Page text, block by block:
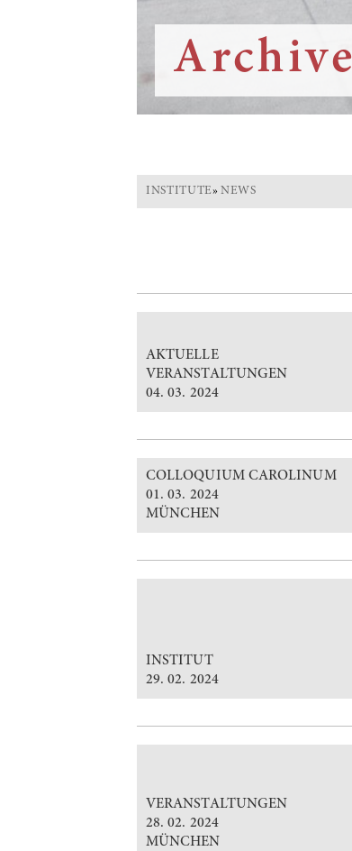
Archive
INSTITUTE»NEWS
AKTUELLE
VERANSTALTUNGEN
04. 03. 2024
COLLOQUIUM CAROLINUM
01. 03. 2024
MÜNCHEN
INSTITUT
29. 02. 2024
VERANSTALTUNGEN
28. 02. 2024
MÜNCHEN